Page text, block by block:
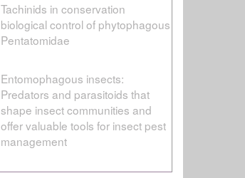
Tachinids in conservation
biological control of phytophagous
Pentatomidae
Entomophagous insects:
Predators and parasitoids that
shape insect communities and
offer valuable tools for insect pest
management